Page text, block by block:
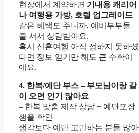
현장에서 계약하면 기내용 캐리어
나 여행용 가방, 호텔 업그레이드
같은 혜택도 주니까, 예비부부들
줄 서서 상담받아요.
혹시 신혼여행 아직 정하지 못하셨
다면 정보 얻기만 해도 큰 수확이
에요.
4. 한복/예단 부스 – 부모님이랑 같
이 오면 인기 많아요
– 한복 맞춤 제작 상담 + 예단포장
샘플 확인
생각보다 예단 고민하는 분들 많아